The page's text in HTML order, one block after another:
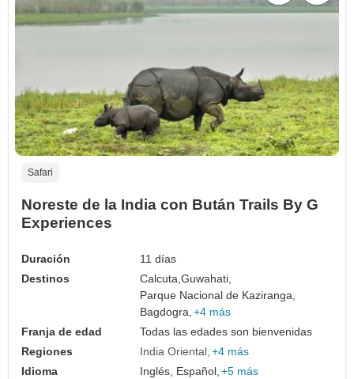
Safari
Noreste de la India con Bután Trails By G
Experiences
Duración
11 días
Destinos
Calcuta,Guwahati,
Parque Nacional de Kaziranga,
Bagdogra, +4 más
Franja de edad
Todas las edades son bienvenidas
Regiones
India Oriental +4 más
Idioma
Inglés, Español, +5 más